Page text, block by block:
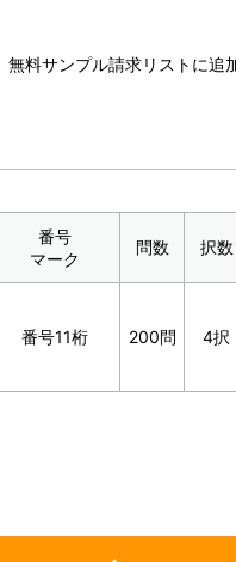
無料サンプル請求リストに追
番号
マーク
問数 択数
番号11桁 200問 4択